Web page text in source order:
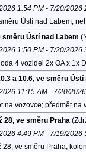
1:54 PM - 7/20/2026
Ústí nad Labem,
směru Ústí nad Labem
1:50 PM - 7/20/2026
4 vozidel 2x OA x 1x
a 10.6, ve směru Ústí
11:15 AM - 7/20/
na vozovce; předmět na
28, ve směru Praha
4:49 PM - 7/19/2026
28, ve směru Praha,